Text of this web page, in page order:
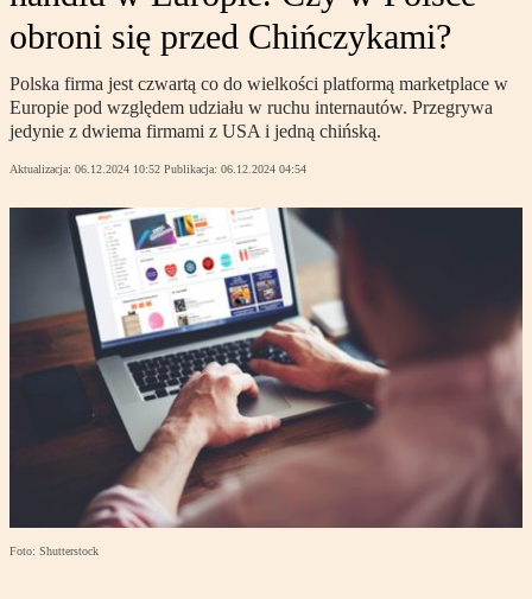
obroni się przed Chińczykami?
Polska firma jest czwartą co do wielkości platformą marketplace w
Europie pod względem udziału w ruchu internautów. Przegrywa
jedynie z dwiema firmami z USA i jedną chińską.
Aktualizacja: 06.12.2024 10:52 Publikacja: 06.12.2024 04:54
Foto: Shutterstock